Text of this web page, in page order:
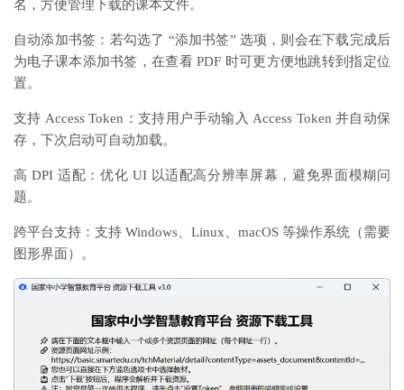
名，方便管理下载的课本文件。
自动添加书签：若勾选了 “添加书签” 选项，则会在下载完成后
为电子课本添加书签，在查看 PDF 时可更方便地跳转到指定位
置。
支持 Access Token：支持用户手动输入 Access Token 并自动保
存，下次启动可自动加载。
高 DPI 适配：优化 UI 以适配高分辨率屏幕，避免界面模糊问
题。
跨平台支持：支持 Windows、Linux、macOS 等操作系统（需要
图形界面）。